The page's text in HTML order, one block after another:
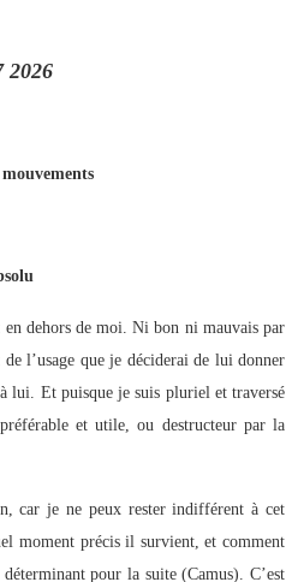
2026
dehors de moi. Ni bon ni mauvais par
l’usage que je déciderai de lui donner
lui. Et puisque je suis pluriel et traversé
et utile, ou destructeur par la
car je ne peux rester indifférent à cet
moment précis il survient, et comment
pour la suite (Camus). C’est